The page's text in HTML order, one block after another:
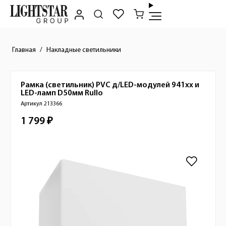
Главная Накладные светильники
Краткое описание товара
Рамка (светильник) PVC д/LED-модулей 941хх и
LED-ламп D50мм Rullo
Артикул 213366
Стоимость товара
1 799 ₽